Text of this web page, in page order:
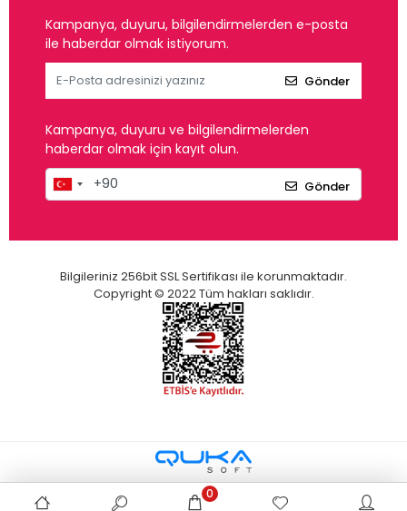
Kampanya, duyuru, bilgilendirmelerden e-posta
ile haberdar olmak istiyorum.
Gönder
Kampanya, duyuru ve bilgilendirmelerden
haberdar olmak için kayıt olun.
Gönder
Bilgileriniz 256bit SSL Sertifikası ile korunmaktadır.
Copyright © 2022 Tüm hakları saklıdır.
0